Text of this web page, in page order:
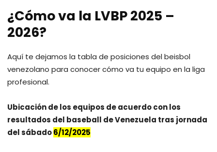
¿Cómo va la LVBP 2025 –
2026?
Aquí te dejamos la tabla de posiciones del beisbol
venezolano para conocer cómo va tu equipo en la liga
profesional.
Ubicación de los equipos de acuerdo con los
resultados del baseball de Venezuela tras jornada
del sábado6/12/2025